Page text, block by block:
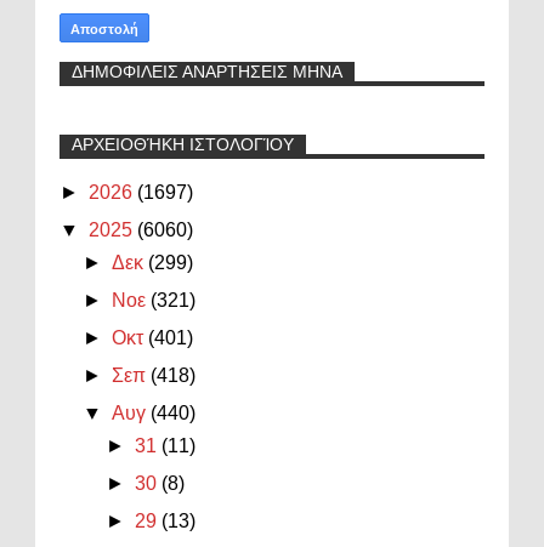
ΔΗΜΟΦΙΛΕΙΣ ΑΝΑΡΤΗΣΕΙΣ ΜΗΝΑ
ΑΡΧΕΙΟΘΉΚΗ ΙΣΤΟΛΟΓΊΟΥ
► 2026 (1697)
▼ 2025 (6060)
►Δεκ (299)
►
Νοε (321)
►Οκτ (401)
►Σεπ (418)
▼Αυγ (440)
►31 (11)
►30 (8)
►29 (13)